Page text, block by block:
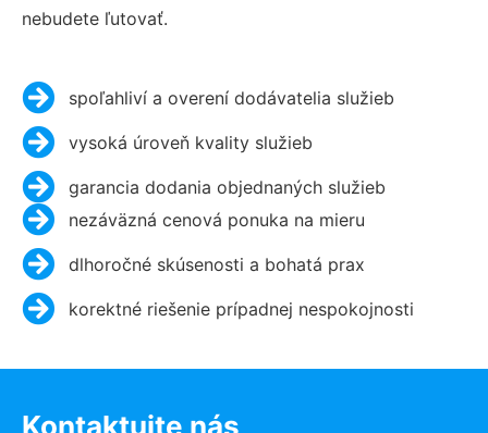
nebudete ľutovať.
spoľahliví a overení dodávatelia služieb
vysoká úroveň kvality služieb
garancia dodania objednaných služieb
nezáväzná cenová ponuka na mieru
dlhoročné skúsenosti a bohatá prax
korektné riešenie prípadnej nespokojnosti
Kontaktujte nás